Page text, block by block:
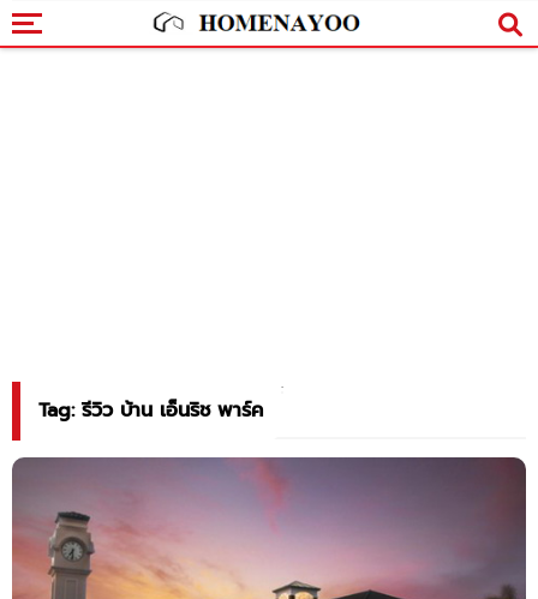
Tag: รีวิว บ้าน เอ็นริช พาร์ค